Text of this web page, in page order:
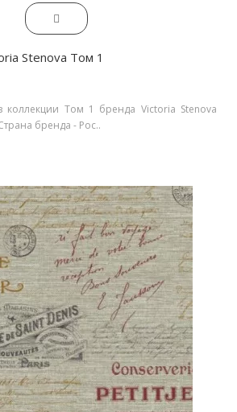
Stenova Том 1
коллекции Том 1 бренда Victoria Stenova
бренда - Рос..